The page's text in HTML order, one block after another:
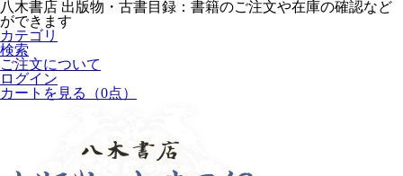
八木書店 出版物・古書目録：書籍のご注文や在庫の確認など
ができます
カテゴリ
検索
ご注文について
ログイン
カートを見る
（0点）